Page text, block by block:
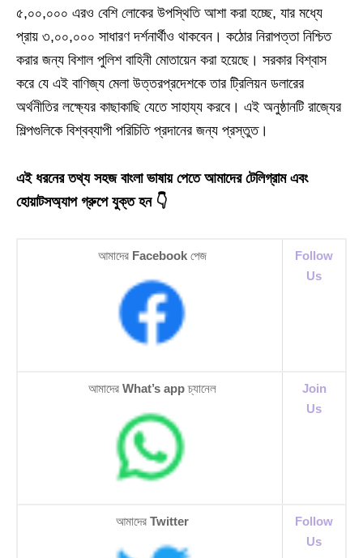
৫,০০,০০০ এরও বেশি লোকের উপস্থিতি আশা করা হচ্ছে, যার মধ্যে
প্রায় ৩,০০,০০০ সাধারণ দর্শনার্থীও থাকবেন। কঠোর নিরাপত্তা নিশ্চিত
করার জন্য বিশাল পুলিশ বাহিনী মোতায়েন করা হয়েছে। সরকার বিশ্বাস
করে যে এই বাণিজ্য মেলা উত্তরপ্রদেশকে তার ট্রিলিয়ন ডলারের
অর্থনীতির লক্ষ্যের কাছাকাছি যেতে সাহায্য করবে। এই অনুষ্ঠানটি রাজ্যের
শিল্পগুলিকে বিশ্বব্যাপী পরিচিতি প্রদানের জন্য প্রস্তুত।
এই ধরনের তথ্য সহজ বাংলা ভাষায় পেতে আমাদের টেলিগ্রাম এবং
হোয়াটসঅ্যাপ গ্রুপে যুক্ত হন 👇
আমাদের Facebook পেজ
Follow
Us
আমাদের What’s app চ্যানেল
Join
Us
আমাদের Twitter
Follow
Us